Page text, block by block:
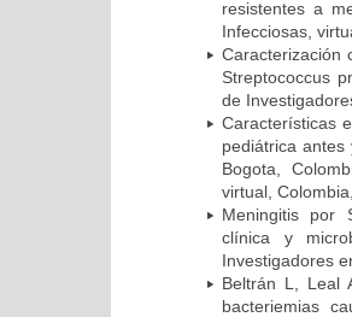
resistentes a
Infecciosas,
Caracterización
Streptococcus
de
Características
pediátrica
Bogota,
virtual,
Meningitis por
clínica y
Investigadores
Beltrán L, Leal
bacteriemias